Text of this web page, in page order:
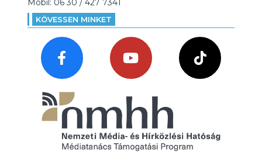
Mobil: 06 30 / 427 7341
KÖVESSEN MINKET